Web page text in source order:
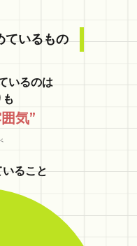
ているもの
いるのは
気”
ること